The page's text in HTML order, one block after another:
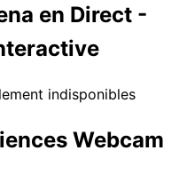
en Direct -
indisponibles
Webcam